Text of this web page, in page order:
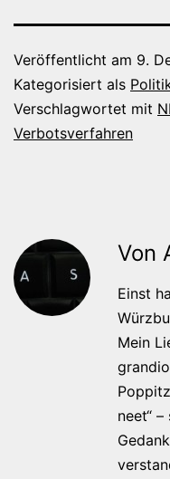
Veröffentlicht am 9.
Kategorisiert als
Verschlagwortet mit
Verbotsverfahren
Von
Einst
Mein
neet“